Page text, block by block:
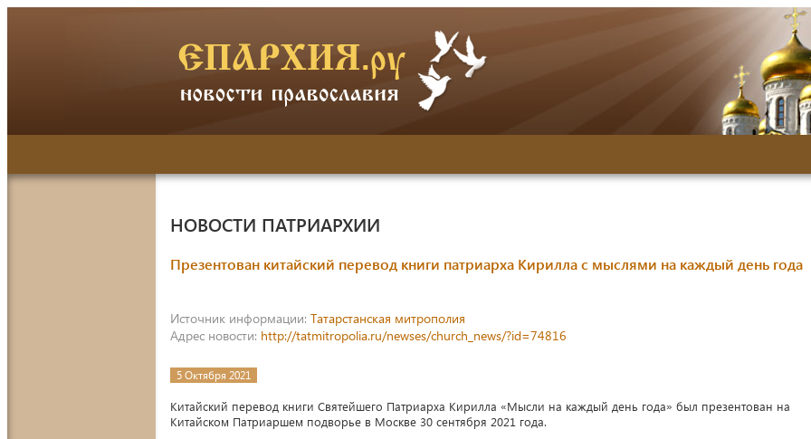
НОВОСТИ ПАТРИАРХИИ
Презентован китайский перевод книги патриарха Кирилла с мыслями на каждый день года
Источник информации: Татарстанская митрополия
Адрес новости: http://tatmitropolia.ru/newses/church_news/?id=74816
5 Октября 2021
Китайский перевод книги Святейшего Патриарха Кирилла «Мысли на каждый день года» был презентован на
Китайском Патриаршем подворье в Москве 30 сентября 2021 года.